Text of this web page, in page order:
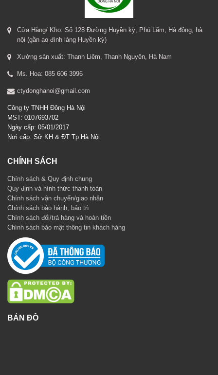
Cửa Hàng/ Kho: Số 128 Đường Huyền kỳ, Phú Lãm, Hà đông, hà
nội (gần ao đình làng Huyền kỳ)
Xưởng sản xuất: Thanh Liêm, Thanh Nguyên, Hà Nam
Ms. Hoa: 085 606 3996
ctydonghanoi@gmail.com
Công ty TNHH Đông Hà Nội
MST: 0107693702
Ngày cấp: 05/01/2017
Nơi cấp: Sở KH & ĐT Tp Hà Nội
CHÍNH SÁCH
Chính sách & Quy định chung
Quy định và hình thức thanh toán
Chính sách vận chuyển/giao nhận
Chính sách bảo hành, bảo trì
Chính sách đổi/trả hàng và hoàn tiền
Chính sách bảo mật thông tin khách hàng
BẢN ĐỒ